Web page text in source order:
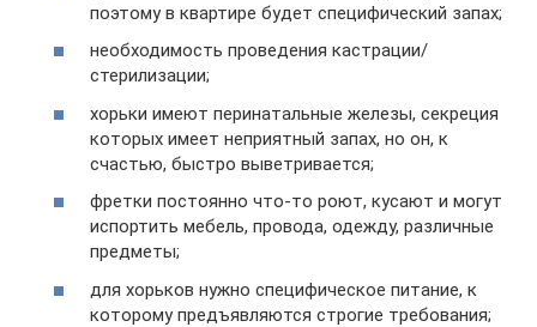
поэтому в квартире будет специфический запах;
необходимость проведения кастрации/
стерилизации;
хорьки имеют перинатальные железы, секреция
которых имеет неприятный запах, но он, к
счастью, быстро выветривается;
фретки постоянно что-то роют, кусают и могут
испортить мебель, провода, одежду, различные
предметы;
для хорьков нужно специфическое питание, к
которому предъявляются строгие требования;